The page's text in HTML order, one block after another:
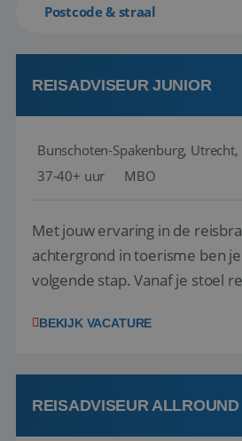
Postcode & straal
REISADVISEUR JUNIOR
Bunschoten-Spakenburg,
37-40+ uur
MBO
Met jouw ervaring in de
achtergrond in toerisme ben
volgende stap. Vanaf je stoel
wensen van je team, je klant en
klanten te overtuigen om die
boeken! ...
BEKIJK VACATURE
REISADVISEUR ALLROUND